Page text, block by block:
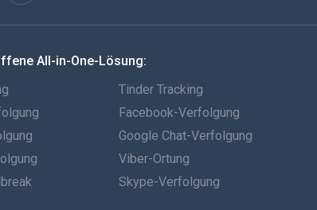
All-in-One-Lösung:
Tinder Tracking
Facebook-Verfolgung
Google Chat-Verfolgung
Viber-Ortung
Skype-Verfolgung